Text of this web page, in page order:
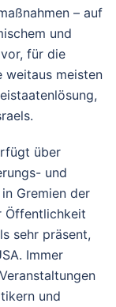
– auf
und
für die
weitaus meisten
über
und
Gremien der
Öffentlichkeit
sehr präsent,
Immer
und